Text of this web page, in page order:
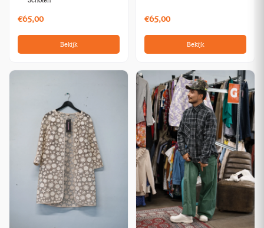
€65,00
Bekijk
€65,00
Bekijk